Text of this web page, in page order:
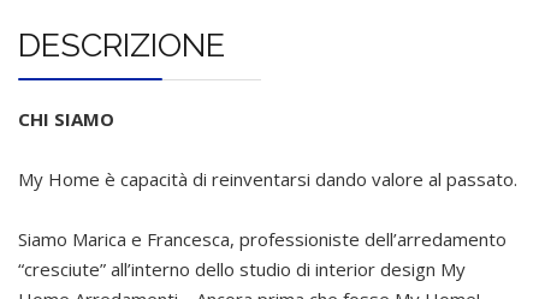
DESCRIZIONE
CHI SIAMO
My Home è capacità di reinventarsi dando valore al passato.
Siamo Marica e Francesca, professioniste dell’arredamento
“cresciute” all’interno dello studio di interior design My